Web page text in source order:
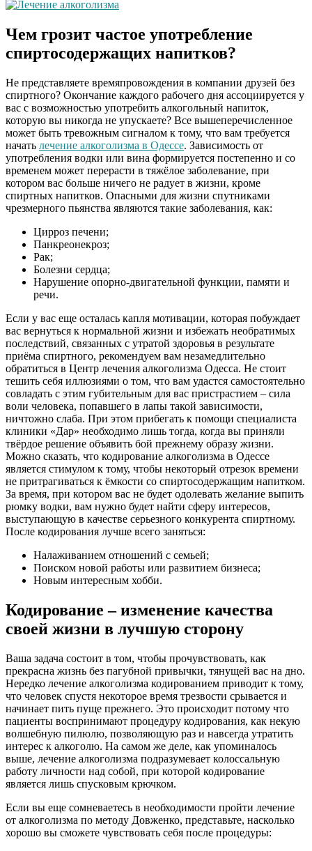
Чем грозит частое употребление
спиртосодержащих напитков?
Не представляете времяпровождения в компании друзей без
спиртного? Окончание каждого рабочего дня ассоциируется у
вас с возможностью употребить алкогольный напиток,
которую вы никогда не упускаете? Все вышеперечисленное
может быть тревожным сигналом к тому, что вам требуется
начать лечение алкоголизма в Одессе. Зависимость от
употребления водки или вина формируется постепенно и со
временем может перерасти в тяжёлое заболевание, при
котором вас больше ничего не радует в жизни, кроме
спиртных напитков. Опасными для жизни спутниками
чрезмерного пьянства являются такие заболевания, как:
Цирроз печени;
Панкреонекроз;
Рак;
Болезни сердца;
Нарушение опорно-двигательной функции, памяти и
речи.
Если у вас еще осталась капля мотивации, которая побуждает
вас вернуться к нормальной жизни и избежать необратимых
последствий, связанных с утратой здоровья в результате
приёма спиртного, рекомендуем вам незамедлительно
обратиться в Центр лечения алкоголизма Одесса. Не стоит
тешить себя иллюзиями о том, что вам удастся самостоятельно
совладать с этим губительным для вас пристрастием – сила
воли человека, попавшего в лапы такой зависимости,
ничтожно слаба. При этом прибегать к помощи специалиста
клиники «Дар» необходимо лишь тогда, когда вы приняли
твёрдое решение объявить бой прежнему образу жизни.
Можно сказать, что кодирование алкоголизма в Одессе
является стимулом к тому, чтобы некоторый отрезок времени
не притрагиваться к ёмкости со спиртосодержащим напитком.
За время, при котором вас не будет одолевать желание выпить
рюмку водки, вам нужно будет найти сферу интересов,
выступающую в качестве серьезного конкурента спиртному.
После кодирования лучше всего заняться:
Налаживанием отношений с семьей;
Поиском новой работы или развитием бизнеса;
Новым интересным хобби.
Кодирование – изменение качества
своей жизни в лучшую сторону
Ваша задача состоит в том, чтобы прочувствовать, как
прекрасна жизнь без пагубной привычки, тянущей вас на дно.
Нередко лечение алкоголизма кодированием приводит к тому,
что человек спустя некоторое время трезвости срывается и
начинает пить пуще прежнего. Это происходит потому что
пациенты воспринимают процедуру кодирования, как некую
волшебную пилюлю, позволяющую раз и навсегда утратить
интерес к алкоголю. На самом же деле, как упоминалось
выше, лечение алкоголизма подразумевает колоссальную
работу личности над собой, при которой кодирование
является лишь спусковым крючком.
Если вы еще сомневаетесь в необходимости пройти лечение
от алкоголизма по методу Довженко, представьте, насколько
хорошо вы сможете чувствовать себя после процедуры: